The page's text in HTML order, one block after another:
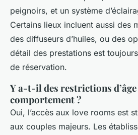
peignoirs, et un système
Certains lieux incluent aussi des
des diffuseurs d’huiles, ou des
détail des prestations est
de réservation.
Y a-t-il des restrictions d’âge
comportement ?
Oui, l’accès aux love rooms est
aux couples majeurs. Les